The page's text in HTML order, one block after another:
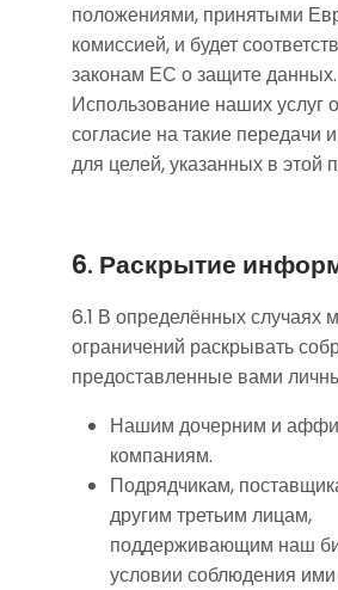
положениями, принятыми
комиссией, и будет
законам ЕС о защите данных.
Использование наших услуг
согласие на такие передачи
для целей, указанных в этой
6. Раскрытие
6.1 В определённых случаях
ограничений раскрывать
предоставленные вами
Нашим дочерним и
компаниям.
Подрядчикам,
другим третьим лицам,
поддерживающим наш
условии соблюдения